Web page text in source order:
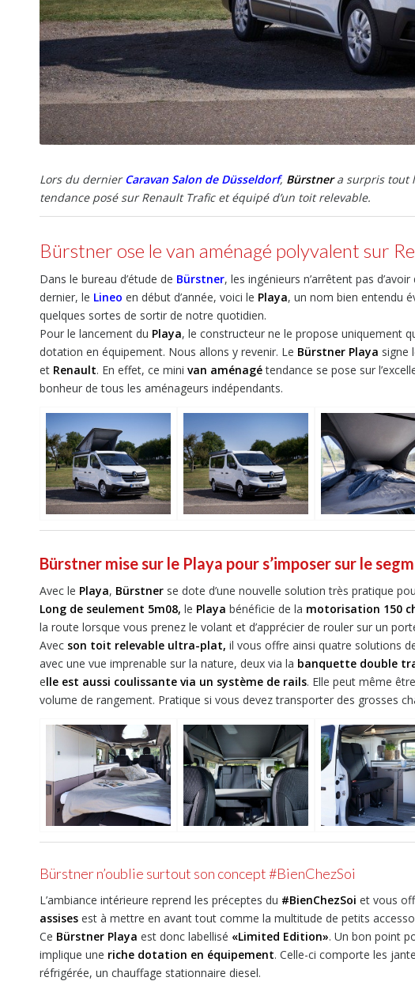
Lors du dernierCaravan Salon de Düsseldorf, Bürstnera surpris tout
tendance posé sur Renault Trafic et équipé d’un toit relevable.
Bürstner ose le van aménagé polyvalent sur
Dans le bureau d’étude de Bürstner, les ingénieurs n’arrêtent pas
dernier, le Lineo en début d’année, voici le Playa, un nom bien entendu
quelques sortes de sortir de notre quotidien.
Pour le lancement du Playa, le constructeur ne le propose uniquement
dotation en équipement. Nous allons y revenir. Le Bürstner Playa signe
et Renault. En effet, ce mini van aménagétendance se pose sur
bonheur de tous les aménageurs indépendants.
Bürstner mise sur le Playa pour s’imposer sur le
Avec le Playa, Bürstner se dote d’une nouvelle solution très pratique
Long de seulement 5m08, le Playa bénéficie de la motorisation 150
la route lorsque vous prenez le volant et d’apprécier de rouler sur un
Avec son toit relevable ultra-plat, il vous offre ainsi quatre solutions
avec une vue imprenable sur la nature, deux via la banquette double
elle est aussi coulissante via un système de rails. Elle peut même
volume de rangement. Pratique si vous devez transporter des grosses
Bürstner n’oublie surtout son concept #BienChezSoi
L’ambiance intérieure reprend les préceptes du #BienChezSoi et vous
assises est à mettre en avant tout comme la multitude de petits
Ce Bürstner Playa est donc labellisé «Limited Edition». Un bon point
implique une riche dotation en équipement. Celle-ci comporte les
réfrigérée, un chauffage stationnaire diesel.